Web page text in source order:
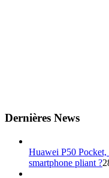
Dernières News
Huawei P50 Pocket,
smartphone pliant ?